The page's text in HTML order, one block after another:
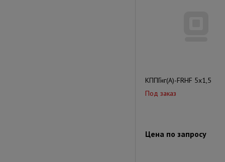
КППГнг(А)-FRHF 5х1,5
Под заказ
Цена по запросу